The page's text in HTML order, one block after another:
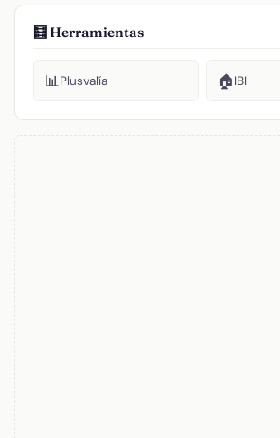
🧮 Herramientas
📊Plusvalía 🏠IBI